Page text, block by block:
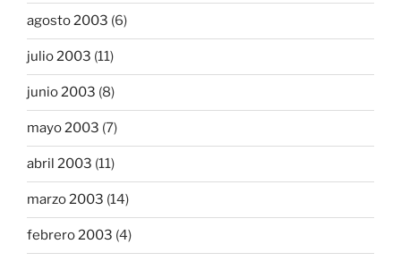
agosto 2003 (6)
julio 2003 (11)
junio 2003 (8)
mayo 2003 (7)
abril 2003 (11)
marzo 2003 (14)
febrero 2003 (4)